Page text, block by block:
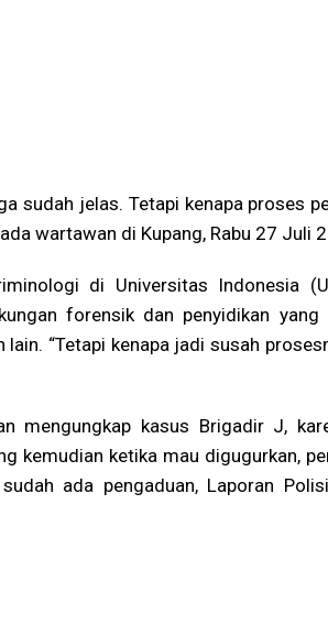
sudah jelas. Tetapi kenapa proses
wartawan di Kupang, Rabu 27 Juli
di Universitas Indonesia
forensik dan penyidikan yang
“Tetapi kenapa jadi susah
mengungkap kasus Brigadir J,
kemudian ketika mau digugurkan,
ada pengaduan, Laporan